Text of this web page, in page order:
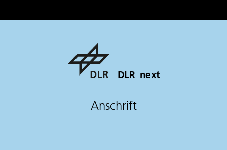
DLR_next
Anschrift